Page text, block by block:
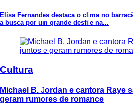
Elisa Fernandes destaca o clima no
a busca por um grande desfile na...
Cultura
Michael B. Jordan e cantora Raye
geram rumores de romance